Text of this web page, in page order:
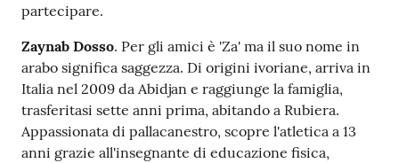
partecipare.
Zaynab Dosso. Per gli amici è 'Za' ma il suo nome in
arabo significa saggezza. Di origini ivoriane, arriva in
Italia nel 2009 da Abidjan e raggiunge la famiglia,
trasferitasi sette anni prima, abitando a Rubiera.
Appassionata di pallacanestro, scopre l'atletica a 13
anni grazie all'insegnante di educazione fisica,